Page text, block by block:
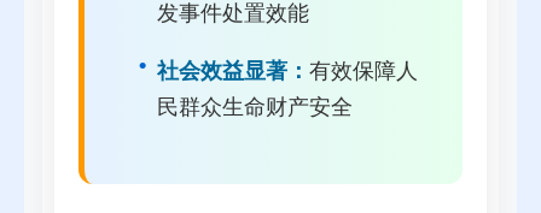
发事件处置效能
社会效益显著： 有效保障人
民群众生命财产安全